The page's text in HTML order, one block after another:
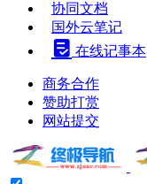
协同文档
国外云笔记
在线记事本
商务合作
赞助打赏
网站提交